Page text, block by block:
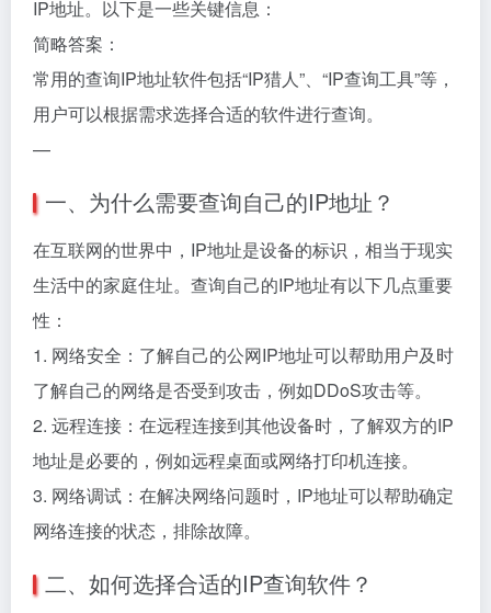
IP地址。以下是一些关键信息：
简略答案：
常用的查询IP地址软件包括“IP猎人”、“IP查询工具”等，
用户可以根据需求选择合适的软件进行查询。
—
一、为什么需要查询自己的IP地址？
在互联网的世界中，IP地址是设备的标识，相当于现实
生活中的家庭住址。查询自己的IP地址有以下几点重要
性：
1. 网络安全：了解自己的公网IP地址可以帮助用户及时
了解自己的网络是否受到攻击，例如DDoS攻击等。
2. 远程连接：在远程连接到其他设备时，了解双方的IP
地址是必要的，例如远程桌面或网络打印机连接。
3. 网络调试：在解决网络问题时，IP地址可以帮助确定
网络连接的状态，排除故障。
二、如何选择合适的IP查询软件？